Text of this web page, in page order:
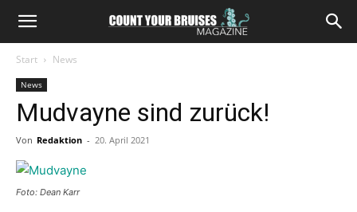
Start News
News
Mudvayne sind zurück!
Von Redaktion - 20. April 2021
Foto: Dean Karr